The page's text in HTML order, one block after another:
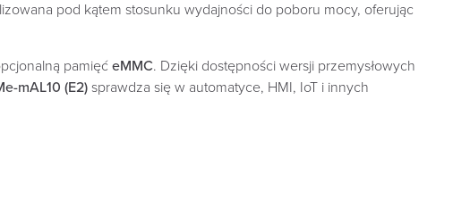
pod kątem stosunku wydajności do poboru mocy, oferując
pamięćeMMC. Dzięki dostępności wersji przemysłowych
mAL10 (E2)sprawdza się w automatyce, HMI, IoT i innych